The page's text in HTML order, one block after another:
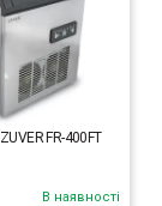
FR-400FT
В наявності